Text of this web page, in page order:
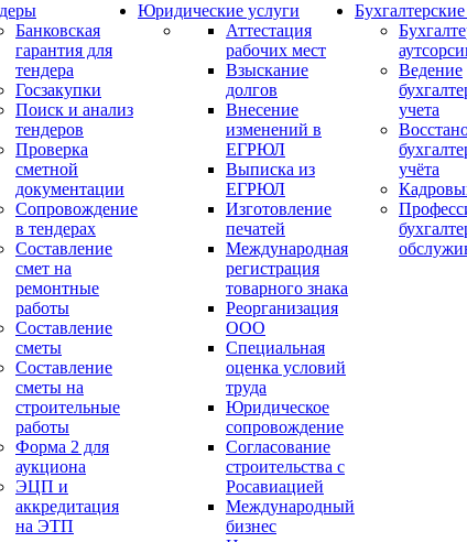
Банковская
гарантия для
тендера
Госзакупки
Поиск и анализ
тендеров
Проверка
сметной
документации
Сопровождение
в тендерах
Составление
смет на
ремонтные
работы
Составление
сметы
Составление
сметы на
строительные
работы
Форма 2 для
аукциона
ЭЦП и
аккредитация
на ЭТП
Юридические услуги
Аттестация
рабочих мест
Взыскание
долгов
Внесение
изменений в
ЕГРЮЛ
Выписка из
ЕГРЮЛ
Изготовление
печатей
Международная
регистрация
товарного знака
Реорганизация
ООО
Специальная
оценка условий
труда
Юридическое
сопровождение
Согласование
строительства с
Росавиацией
Международный
бизнес
Ведение
учета
учёта